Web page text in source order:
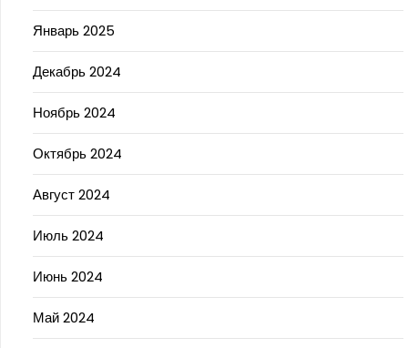
Январь 2025
Декабрь 2024
Ноябрь 2024
Октябрь 2024
Август 2024
Июль 2024
Июнь 2024
Май 2024